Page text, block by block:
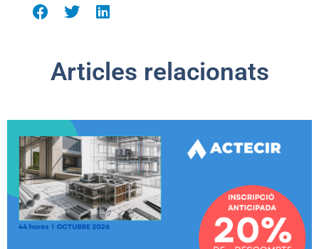
Articles relacionats